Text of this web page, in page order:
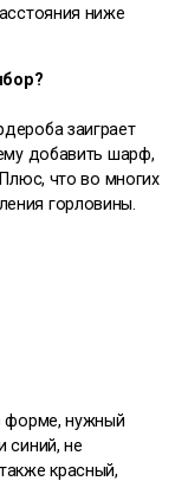
ниже
заиграет
добавить шарф,
что во многих
горловины.
форме, нужный
синий, не
красный,